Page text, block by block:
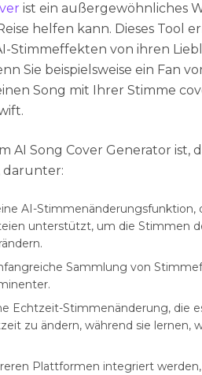
ist ein außergewöhnliches
helfen kann. Dieses Tool
Stimmeffekten von ihren
Sie beispielsweise ein Fan
Song mit Ihrer Stimme
AI Song Cover Generator ist,
darunter:
AI-Stimmenänderungsfunktion,
unterstützt, um die Stimmen
Sammlung von
Echtzeit-Stimmenänderung, die
zu ändern, während sie lernen,
Plattformen integriert werden,